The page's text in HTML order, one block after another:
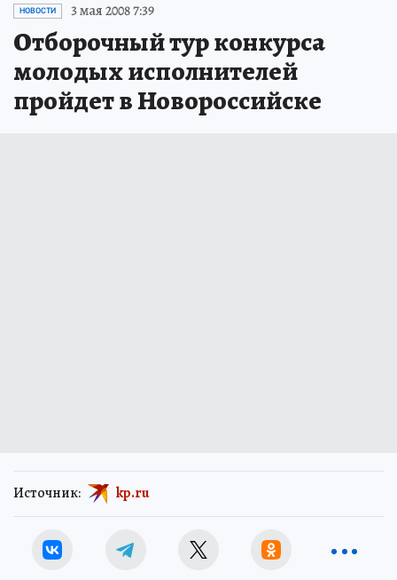
НОВОСТИ 3 мая 2008 7:39
Отборочный тур конкурса
молодых исполнителей
пройдет в Новороссийске
Источник: kp.ru